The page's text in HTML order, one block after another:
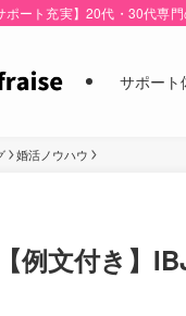
ポート充実】20代・30代専
サポート
婚活ノウハウ
例文付き】